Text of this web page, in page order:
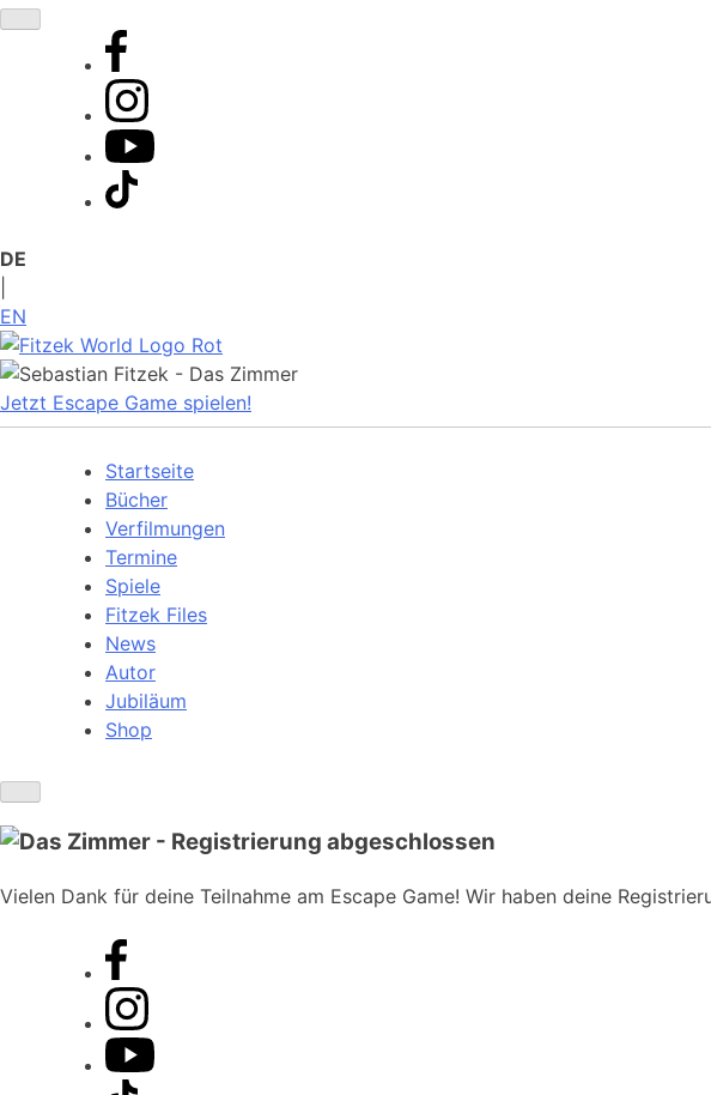
Zum
DE
EN
Jetzt Escape Game spielen!
Startseite
Bücher
Verfilmungen
Termine
Spiele
Fitzek Files
News
Autor
Jubiläum
Shop
Vielen Dank für deine Teilnahme am Escape Game! Wir haben deine